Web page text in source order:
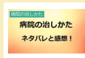
病院の治しかた